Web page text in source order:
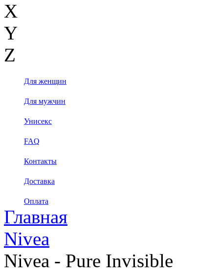
X
Y
Z
Для женщин
Для мужчин
Унисекс
FAQ
Контакты
Доставка
Оплата
Главная
Nivea
Nivea - Pure Invisible